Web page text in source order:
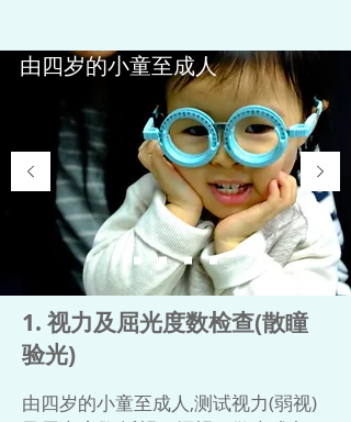
由四岁的小童至成人
1. 视力及屈光度数检查(散瞳
验光)
由四岁的小童至成人,测试视力(弱视)